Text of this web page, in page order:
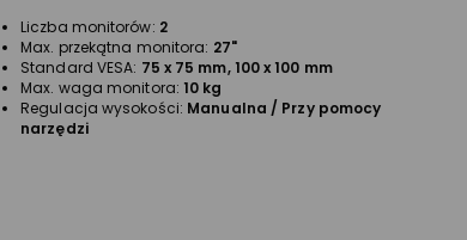
5/5
gwiazdki
Liczba monitorów: 2
Max. przekątna monitora: 27"
Standard VESA: 75 x 75 mm, 100 x 100 mm
Max. waga monitora: 10 kg
Regulacja wysokości: Manualna / Przy pomocy
narzędzi